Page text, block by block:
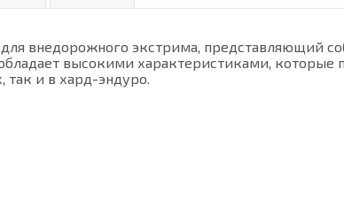
внедорожного экстрима, представляющий
высокими характеристиками, которые
так и в хард-эндуро.